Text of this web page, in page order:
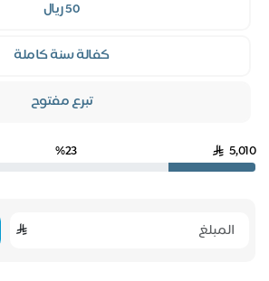
50 ريال
كفالة سنة كاملة
تبرع مفتوح
5,010
%23